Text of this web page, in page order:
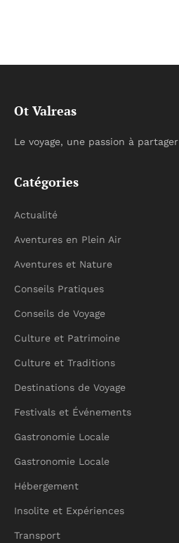
Ot Valreas
Le voyage, une passion à partager
Catégories
Actualité
Aventures en Plein Air
Aventures et Nature
Conseils Pratiques
Conseils de Voyage
Culture et Patrimoine
Culture et Traditions
Destinations de Voyage
Festivals et Événements
Gastronomie Locale
Gastronomie Locale
Hébergement
Insolite et Expériences
Transport